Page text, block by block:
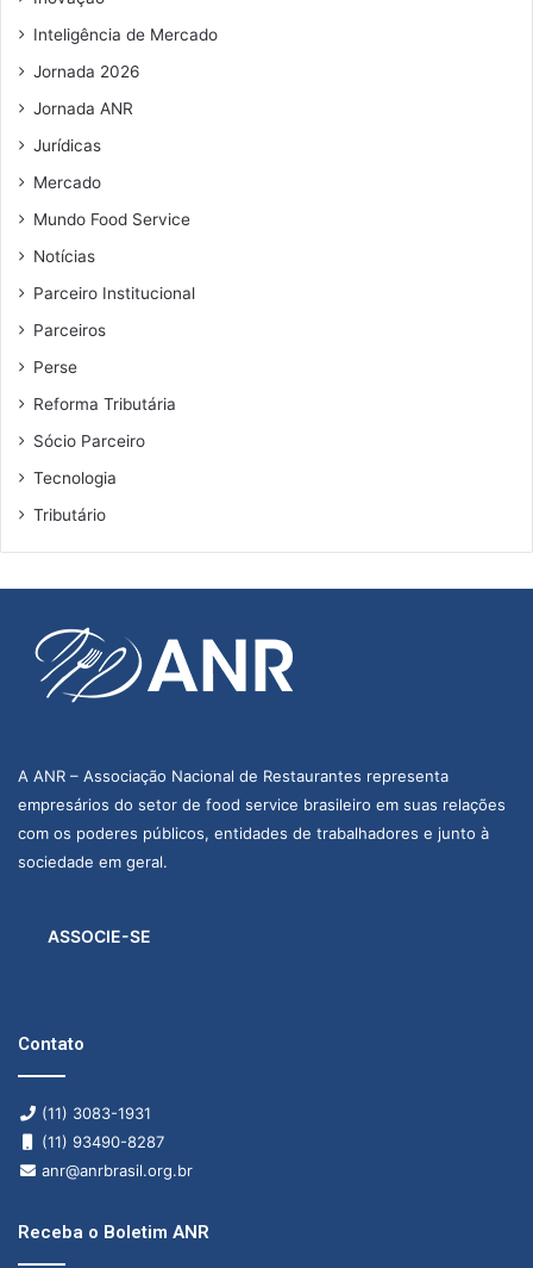
a
i
Inteligência de Mercado
Jornada 2026
Jornada ANR
Jurídicas
Mercado
Mundo Food Service
Notícias
Parceiro Institucional
Parceiros
Perse
Reforma Tributária
Sócio Parceiro
Tecnologia
Tributário
A ANR – Associação Nacional de Restaurantes representa
empresários do setor de food service brasileiro em suas relações
com os poderes públicos, entidades de trabalhadores e junto à
sociedade em geral.
ASSOCIE-SE
Contato
(11) 3083-1931
(11) 93490-8287
anr@anrbrasil.org.br
Receba o Boletim ANR